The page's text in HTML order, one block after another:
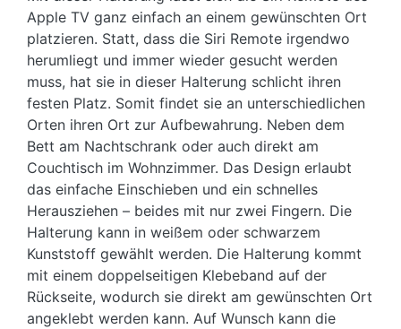
Apple TV ganz einfach an einem gewünschten Ort
platzieren. Statt, dass die Siri Remote irgendwo
herumliegt und immer wieder gesucht werden
muss, hat sie in dieser Halterung schlicht ihren
festen Platz. Somit findet sie an unterschiedlichen
Orten ihren Ort zur Aufbewahrung. Neben dem
Bett am Nachtschrank oder auch direkt am
Couchtisch im Wohnzimmer. Das Design erlaubt
das einfache Einschieben und ein schnelles
Herausziehen – beides mit nur zwei Fingern. Die
Halterung kann in weißem oder schwarzem
Kunststoff gewählt werden. Die Halterung kommt
mit einem doppelseitigen Klebeband auf der
Rückseite, wodurch sie direkt am gewünschten Ort
angeklebt werden kann. Auf Wunsch kann die